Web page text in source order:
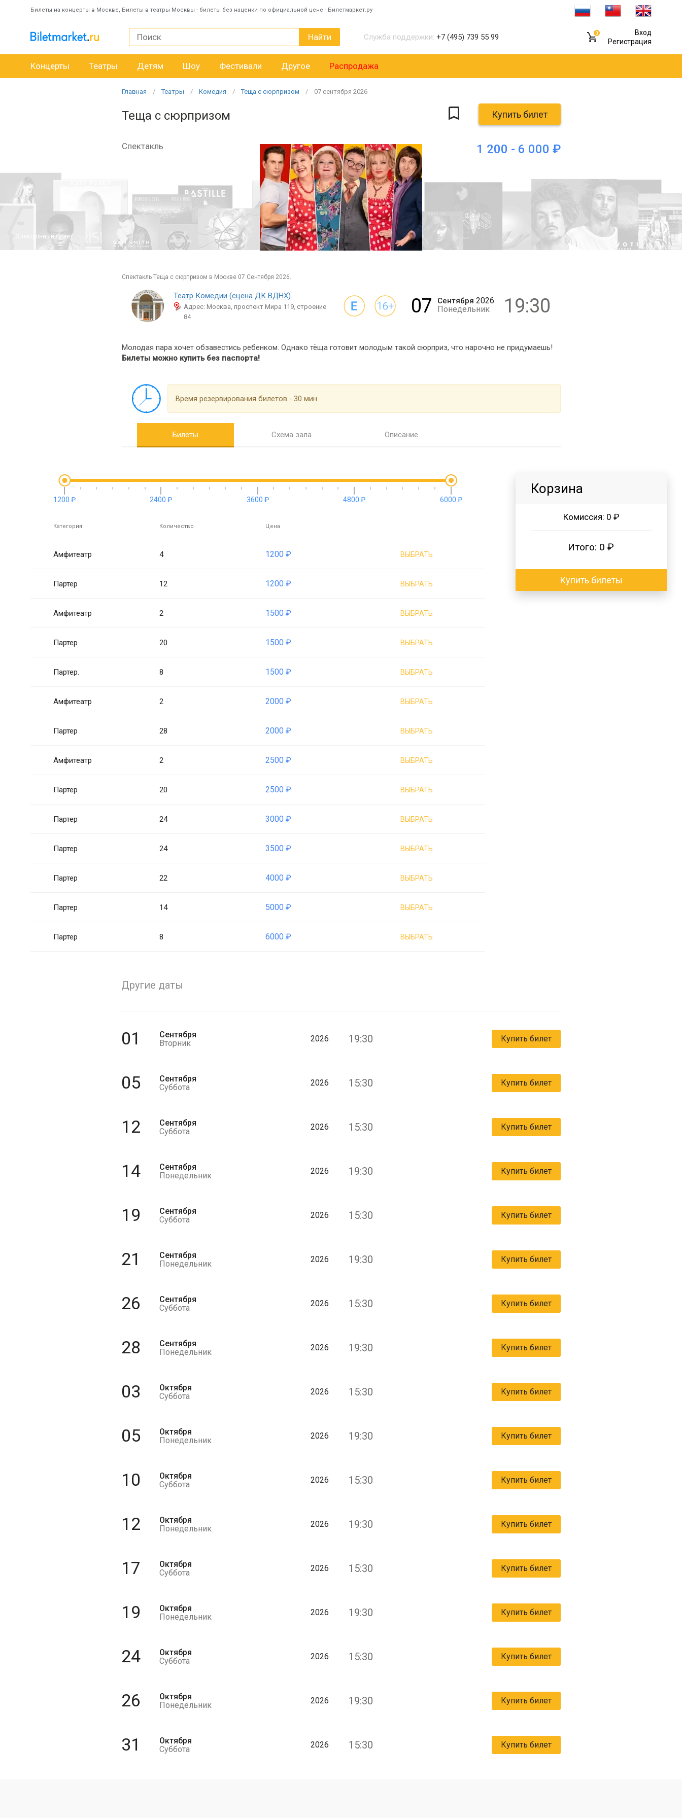
Билеты на концерты в Москве, Билеты в театры Москвы - билеты без наценки по официальной цене - Билетмаркет.ру
Найти Служба поддержки: +7 (495) 739 55 99 0
Вход
Регистрация
Концерты Театры Детям Шоу Фестивали Другое Распродажа
Главная Театры Комедия Теща с сюрпризом 07 сентября 2026
Теща с сюрпризом Купить билет
1 200 - 6 000 ₽
Спектакль
Электронный билет 16+
спектакль Теща с сюрпризом в Москве 07 Сентября 2026.
Театр Комедии (сцена ДК ВДНХ)
Адрес: Москва, проспект Мира 119, строение
84
07 Сентября 2026
Понедельник
19:30
Молодая пара хочет обзавестись ребенком. Однако тёща готовит молодым такой сюрприз, что нарочно не придумаешь!
Билеты можно купить без паспорта!
Время резервирования билетов - 30 мин.
Билеты Схема зала Описание
1200 ₽ 2400 ₽ 3600 ₽ 4800 ₽ 6000 ₽
Категория Количество Цена
Амфитеатр 4 1200 ₽ ВЫБРАТЬ
Партер 12 1200 ₽ ВЫБРАТЬ
Амфитеатр 2 1500 ₽ ВЫБРАТЬ
Партер 20 1500 ₽ ВЫБРАТЬ
Партер. 8 1500 ₽ ВЫБРАТЬ
Амфитеатр 2 2000 ₽ ВЫБРАТЬ
Партер 28 2000 ₽ ВЫБРАТЬ
Амфитеатр 2 2500 ₽ ВЫБРАТЬ
Партер 20 2500 ₽ ВЫБРАТЬ
Партер 24 3000 ₽ ВЫБРАТЬ
Партер 24 3500 ₽ ВЫБРАТЬ
Партер 22 4000 ₽ ВЫБРАТЬ
Партер 14 5000 ₽ ВЫБРАТЬ
Партер 8 6000 ₽ ВЫБРАТЬ
Корзина
Комиссия: 0 ₽
Итого: 0 ₽
Купить билеты
Другие даты
01
Сентября
Вторник
2026 19:30 Купить билет
05
Сентября
Суббота
2026 15:30 Купить билет
12
Сентября
Суббота
2026 15:30 Купить билет
14
Сентября
Понедельник
2026 19:30 Купить билет
19
Сентября
Суббота
2026 15:30 Купить билет
21
Сентября
Понедельник
2026 19:30 Купить билет
26
Сентября
Суббота
2026 15:30 Купить билет
28
Сентября
Понедельник
2026 19:30 Купить билет
03
Октября
Суббота
2026 15:30 Купить билет
05
Октября
Понедельник
2026 19:30 Купить билет
10
Октября
Суббота
2026 15:30 Купить билет
12
Октября
Понедельник
2026 19:30 Купить билет
17
Октября
Суббота
2026 15:30 Купить билет
19
Октября
Понедельник
2026 19:30 Купить билет
24
Октября
Суббота
2026 15:30 Купить билет
26
Октября
Понедельник
2026 19:30 Купить билет
31
Октября
Суббота
2026 15:30 Купить билет